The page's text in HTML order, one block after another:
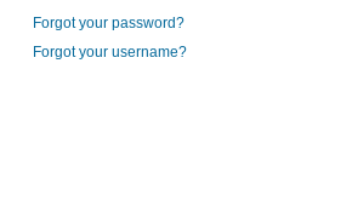
Forgot your password?
Forgot your username?